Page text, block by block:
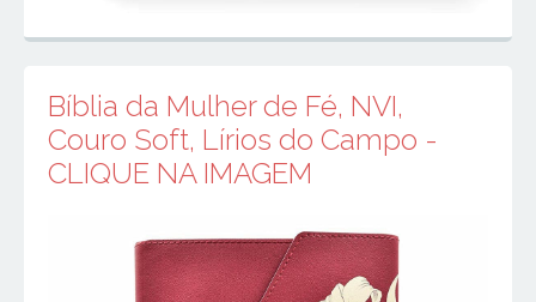
Bíblia da Mulher de Fé, NVI,
Couro Soft, Lírios do Campo -
CLIQUE NA IMAGEM